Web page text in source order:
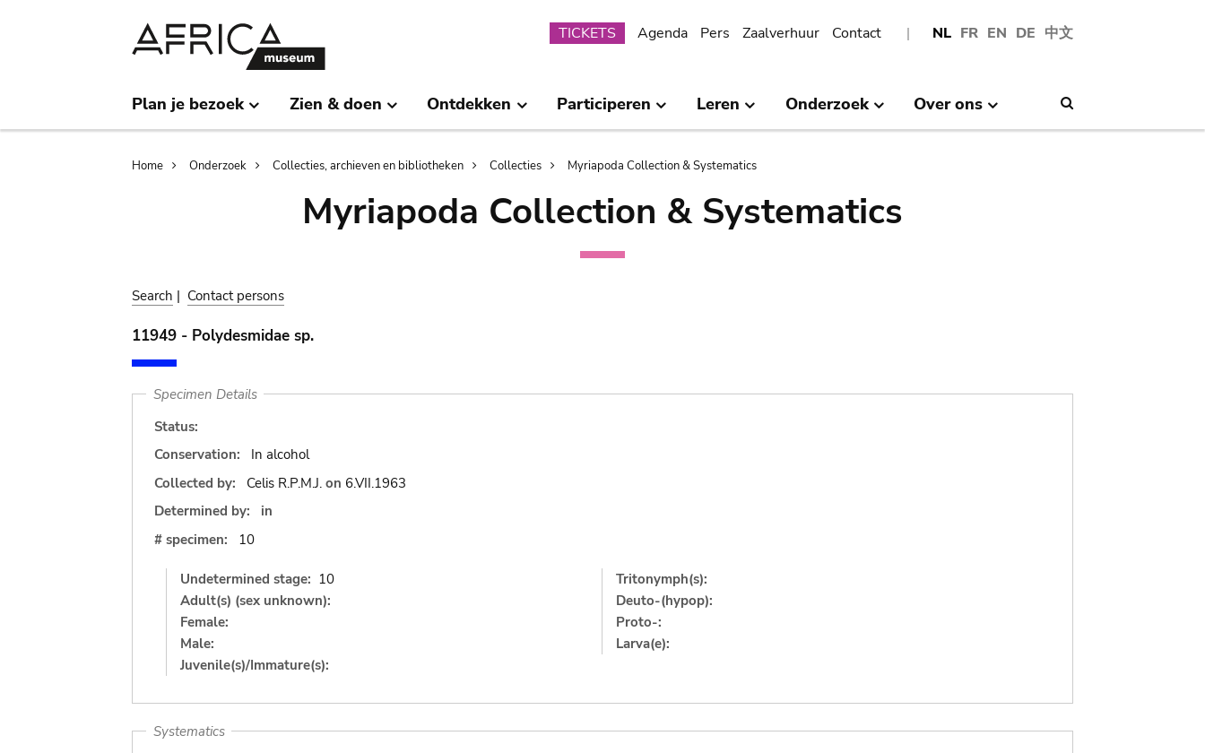
NL FR EN DE 中文
Submenu
TICKETS Agenda Pers Zaalverhuur Contact
Plan je bezoek Zien & doen Ontdekken Participeren Leren Onderzoek Over ons
Breadcrumb
Home Onderzoek Collecties, archieven en bibliotheken Collecties Myriapoda Collection & Systematics
Myriapoda Collection & Systematics
Search | Contact persons
11949 - Polydesmidae sp.
Specimen Details
Status:
Conservation:
In alcohol
Collected by:
Celis R.P.M.J. on 6.VII.1963
Determined by:
in
# specimen:
10
Undetermined stage: 10
Adult(s) (sex unknown):
Female:
Male:
Juvenile(s)/Immature(s):
Tritonymph(s):
Deuto-(hypop):
Proto-:
Larva(e):
Systematics